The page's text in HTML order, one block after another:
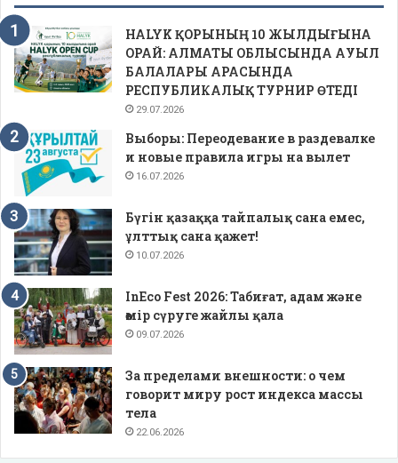
HALYK ҚОРЫНЫҢ 10 ЖЫЛДЫҒЫНА
ОРАЙ: АЛМАТЫ ОБЛЫСЫНДА АУЫЛ
БАЛАЛАРЫ АРАСЫНДА
РЕСПУБЛИКАЛЫҚ ТУРНИР ӨТЕДІ
29.07.2026
Выборы: Переодевание в раздевалке
и новые правила игры на вылет
16.07.2026
Бүгін қазаққа тайпалық сана емес,
ұлттық сана қажет!
10.07.2026
InEco Fest 2026: Табиғат, адам және
өмір сүруге жайлы қала
09.07.2026
За пределами внешности: о чем
говорит миру рост индекса массы
тела
22.06.2026